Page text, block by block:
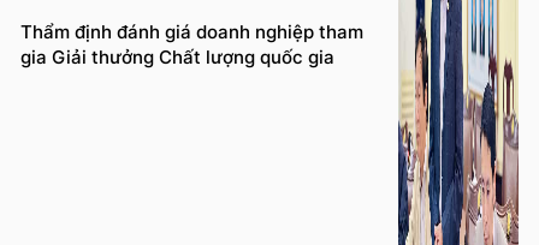
Thẩm định đánh giá doanh nghiệp tham
gia Giải thưởng Chất lượng quốc gia